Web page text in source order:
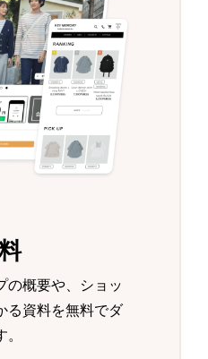
の概要や、ショッ
る資料を無料でダ